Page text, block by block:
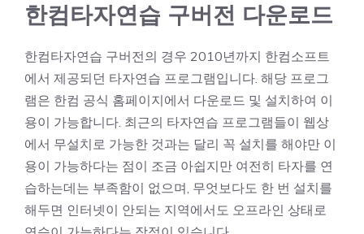
한컴타자연습 구버전 다운로드
한컴타자연습 구버전의 경우 2010년까지 한컴소프트
에서 제공되던 타자연습 프로그램입니다. 해당 프로그
램은 한컴 공식 홈페이지에서 다운로드 및 설치하여 이
용이 가능합니다. 최근의 타자연습 프로그램들이 웹상
에서 무설치로 가능한 것과는 달리 꼭 설치를 해야만 이
용이 가능하다는 점이 조금 아쉽지만 여전히 타자를 연
습하는데는 부족함이 없으며, 무엇보다도 한 번 설치를
해두면 인터넷이 안되는 지역에서도 오프라인 상태로